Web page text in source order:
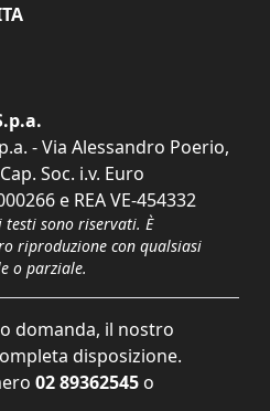
- Via Alessandro Poerio,
Soc. i.v. Euro
e REA VE-454332
sono riservati. È
riproduzione con qualsiasi
o parziale.
domanda, il nostro
disposizione.
02 89362545 o